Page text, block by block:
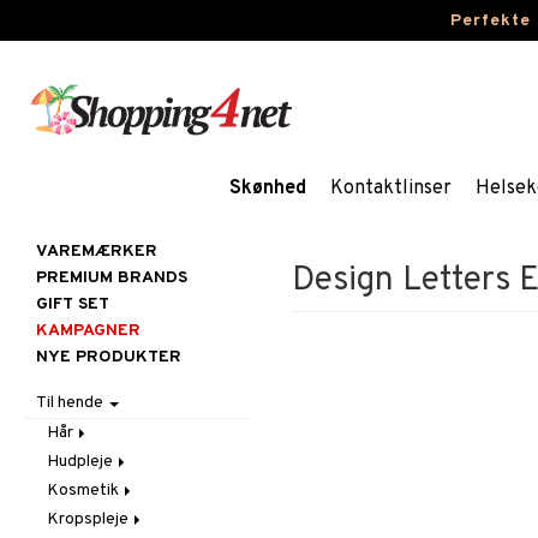
Perfekte
Skønhed Kontaktlinser
Design Letters
VAREMÆRKER
PREMIUM BRANDS
GIFT SET
KAMPAGNER
NYE PRODUKTER
Til hende
Hår
Accessoires
Balsam
Børster / Kæmmer
Hudpleje
Ansigtscremer
Fedtet hud
Ansigtspleje
Kosmetik
Gift Set
Kropspleje